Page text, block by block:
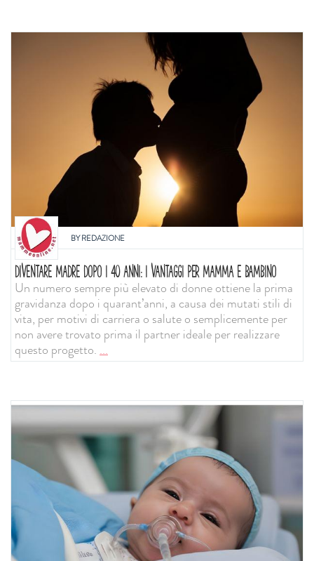
BYREDAZIONE
DIVENTARE MADRE DOPO I 40 ANNI: I VANTAGGI PER MAMMA E BAMBINO
Un numero sempre più elevato di donne ottiene la prima
gravidanza dopo i quarant’anni, a causa dei mutati stili di
vita, per motivi di carriera o salute o semplicemente per
non avere trovato prima il partner ideale per realizzare
questo progetto....